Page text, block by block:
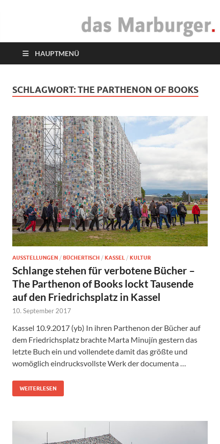
das Marburger.
HAUPTMENÜ
SCHLAGWORT:THE PARTHENON OF BOOKS
AUSSTELLUNGEN / BÜCHERTISCH / KASSEL / KULTUR
Schlange stehen für verbotene Bücher –
The Parthenon of Books lockt Tausende
auf den Friedrichsplatz in Kassel
10. September 2017
Kassel 10.9.2017 (yb) In ihren Parthenon der Bücher auf
dem Friedrichsplatz brachte Marta Minujín gestern das
letzte Buch ein und vollendete damit das größte und
womöglich eindrucksvollste Werk der documenta …
WEITERLESEN